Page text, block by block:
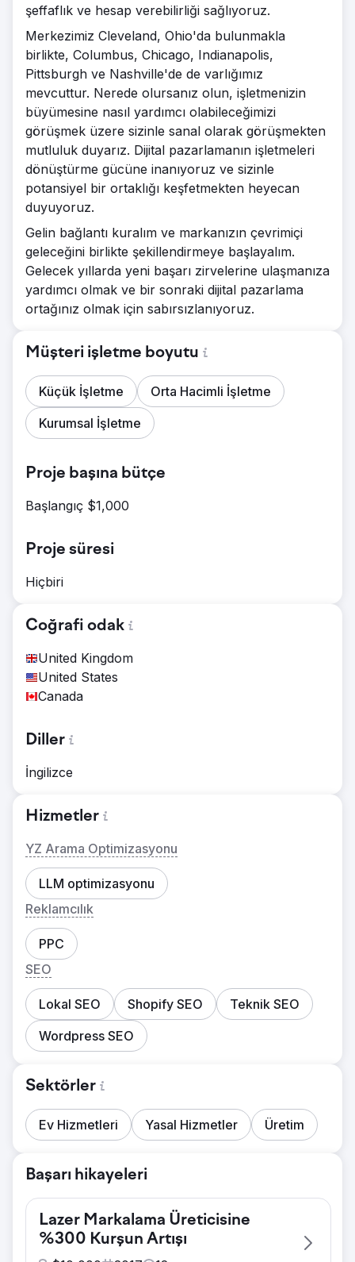
şeffaflık ve hesap verebilirliği sağlıyoruz.
Merkezimiz Cleveland, Ohio'da bulunmakla
birlikte, Columbus, Chicago, Indianapolis,
Pittsburgh ve Nashville'de de varlığımız
mevcuttur. Nerede olursanız olun, işletmenizin
büyümesine nasıl yardımcı olabileceğimizi
görüşmek üzere sizinle sanal olarak görüşmekten
mutluluk duyarız. Dijital pazarlamanın işletmeleri
dönüştürme gücüne inanıyoruz ve sizinle
potansiyel bir ortaklığı keşfetmekten heyecan
duyuyoruz.
Gelin bağlantı kuralım ve markanızın çevrimiçi
geleceğini birlikte şekillendirmeye başlayalım.
Gelecek yıllarda yeni başarı zirvelerine ulaşmanıza
yardımcı olmak ve bir sonraki dijital pazarlama
ortağınız olmak için sabırsızlanıyoruz.
Müşteri işletme boyutu
Küçük İşletme
Orta Hacimli İşletme
Kurumsal İşletme
Proje başına bütçe
Başlangıç $1,000
Proje süresi
Hiçbiri
Coğrafi odak
United Kingdom
United States
Canada
Diller
İngilizce
Hizmetler
YZ Arama Optimizasyonu
LLM optimizasyonu
Reklamcılık
PPC
SEO
Lokal SEO Shopify SEO
Teknik SEO
Wordpress SEO
Sektörler
Ev Hizmetleri Yasal Hizmetler Üretim
Başarı hikayeleri
Lazer Markalama Üreticisine
%300 Kurşun Artışı